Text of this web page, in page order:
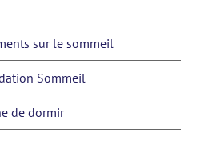
sur le sommeil
Sommeil
de dormir